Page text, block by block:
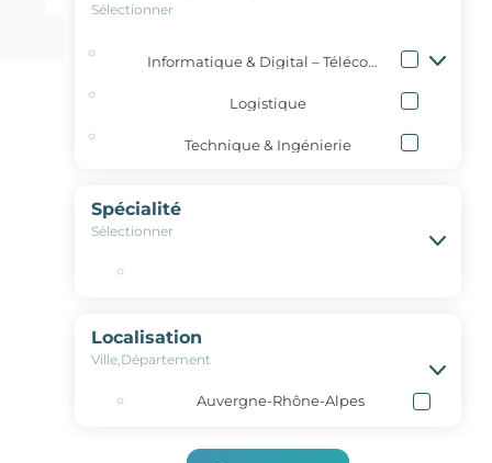
Sélectionner
Informatique & Digital – Télécommunication
Logistique
Technique & Ingénierie
Spécialité
Sélectionner
Localisation
Ville,Département
Auvergne-Rhône-Alpes